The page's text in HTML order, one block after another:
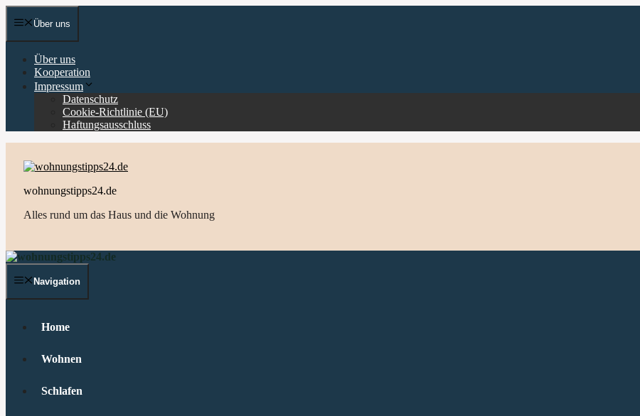
Zum
Inhalt Über uns
Über uns
Kooperation
Impressum
Datenschutz
Cookie-Richtlinie (EU)
Haftungsausschluss
wohnungstipps24.de
Alles rund um das Haus und die Wohnung
Navigation
Home
Wohnen
Schlafen